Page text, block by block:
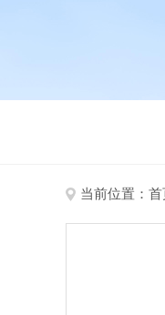
当前位置： 首